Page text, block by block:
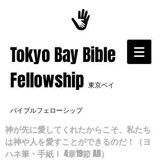
​Tokyo Bay Bible
Fellowship 東京ベイ
バイブルフェローシップ
神が先に愛してくれたからこそ、私たち
は神や人を愛すことができるのだ！（ヨ
ハネ筆・手紙Ⅰ 4章19節 AB）